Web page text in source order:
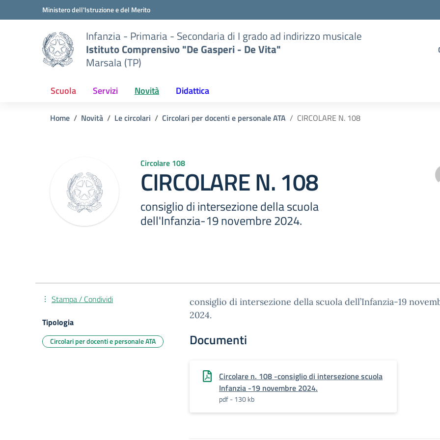
Vai ai contenuti
Vai al menu di navigazioneMinistero dell'Istruzione e del Merito
Infanzia - Primaria - Secondaria di I grado ad indirizzo musicale
Istituto Comprensivo "De Gasperi - De Vita"
Marsala (TP)
Scuola Servizi Novità Didattica
Home Novità Le circolari Circolari per docenti e personale ATA CIRCOLARE N. 108
Circolare 108
CIRCOLARE N. 108
consiglio di intersezione della scuola
dell'Infanzia-19 novembre 2024.
consiglio di intersezione della scuola dell’Infanzia-19
2024.
Documenti
Circolare n. 108 -consiglio di intersezione scuola
Infanzia -19 novembre 2024.
pdf - 130 kb
Stampa / Condividi
Tipologia
Circolari per docenti e personale ATA